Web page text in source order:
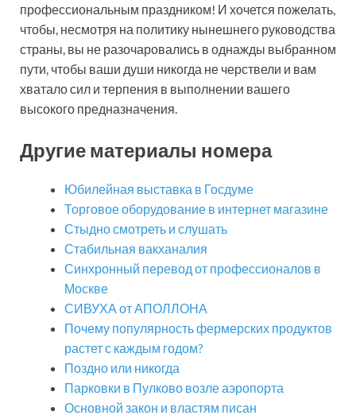
профессиональным праздником! И хочется пожелать,
чтобы, несмотря на политику нынешнего руководства
страны, вы не разочаровались в однажды выбранном
пути, чтобы ваши души никогда не черствели и вам
хватало сил и терпения в выполнении вашего
высокого предназначения.
Другие материалы номера
Юбилейная выставка в Госдуме
Торговое оборудование в интернет магазине
Стыдно смотреть и слушать
Стабильная вакханалия
Синхронный перевод от профессионалов в
Москве
СИВУХА от АПОЛЛОНА
Почему популярность фермерских продуктов
растет с каждым годом?
Поздно или никогда
Парковки в Пулково возле аэропорта
Основной закон и властям писан